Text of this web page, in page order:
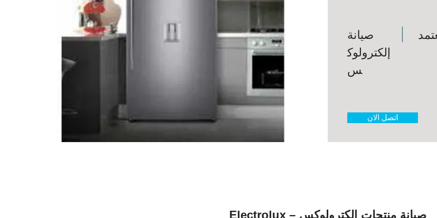
صيانة
إلكترولوك
س
اتصل الان
صيانة منتجات إلكترولوكس – Electrolux